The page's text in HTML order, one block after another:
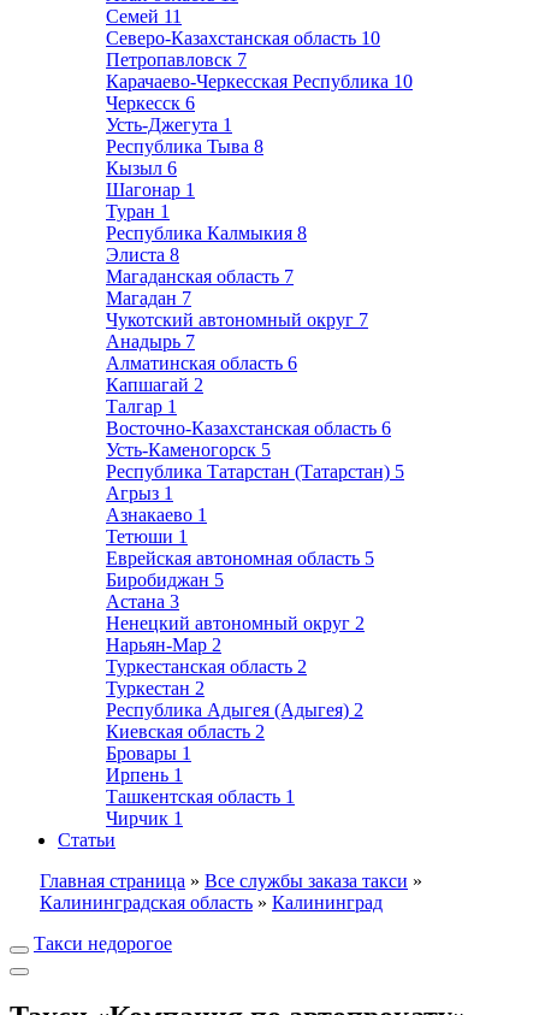
Семей 11
Северо-Казахстанская область 10
Петропавловск 7
Карачаево-Черкесская Республика 10
Черкесск 6
Усть-Джегута 1
Республика Тыва 8
Кызыл 6
Шагонар 1
Туран 1
Республика Калмыкия 8
Элиста 8
Магаданская область 7
Магадан 7
Чукотский автономный округ 7
Анадырь 7
Алматинская область 6
Капшагай 2
Талгар 1
Восточно-Казахстанская область 6
Усть-Каменогорск 5
Республика Татарстан (Татарстан) 5
Агрыз 1
Азнакаево 1
Тетюши 1
Еврейская автономная область 5
Биробиджан 5
Астана 3
Ненецкий автономный округ 2
Нарьян-Мар 2
Туркестанская область 2
Туркестан 2
Республика Адыгея (Адыгея) 2
Киевская область 2
Бровары 1
Ирпень 1
Ташкентская область 1
Чирчик 1
Статьи
Главная страница » Все службы заказа такси »
Калининградская область » Калининград
Такси недорогое